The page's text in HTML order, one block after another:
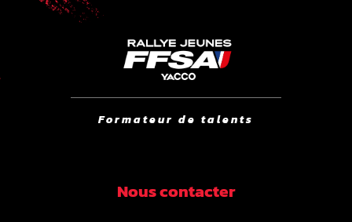
Formateur de talents
Nous contacter